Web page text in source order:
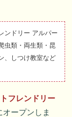
ンドリー アルパー
虫類・両生類・昆
、しつけ教室など
フレンドリー
ープンしま